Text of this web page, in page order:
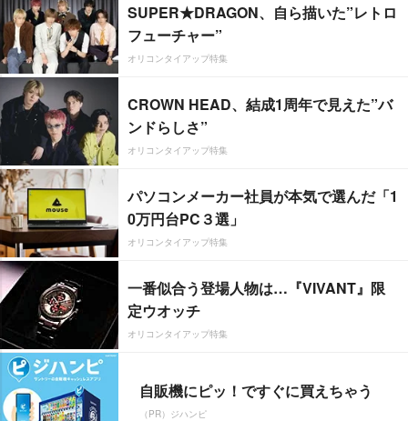
SUPER★DRAGON、自ら描いた”レトロ
フューチャー”
オリコンタイアップ特集
CROWN HEAD、結成1周年で見えた”バ
ンドらしさ”
オリコンタイアップ特集
パソコンメーカー社員が本気で選んだ「1
0万円台PC３選」
オリコンタイアップ特集
一番似合う登場人物は…『VIVANT』限
定ウオッチ
オリコンタイアップ特集
自販機にピッ！ですぐに買えちゃう
（PR）ジハンピ